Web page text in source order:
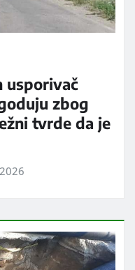
usporivač
zbog
tvrde da je